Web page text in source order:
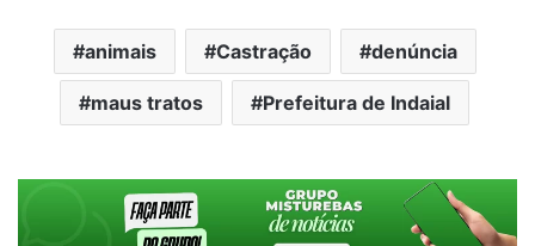
animais Castração denúncia
maus tratos Prefeitura de Indaial